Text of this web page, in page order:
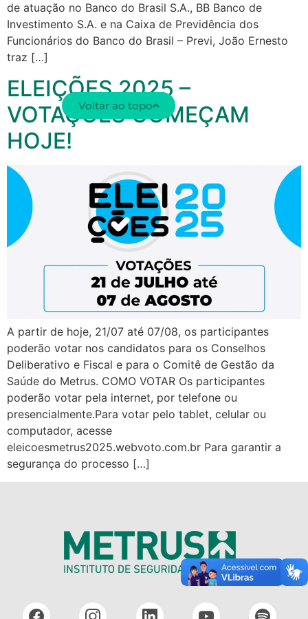
de atuação no Banco do Brasil S.A., BB Banco de
Investimento S.A. e na Caixa de Previdência dos
Funcionários do Banco do Brasil – Previ, João Ernesto
traz […]
ELEIÇÕES 2025 –
VOTAÇÕES COMEÇAM
HOJE!
A partir de hoje, 21/07 até 07/08, os participantes
poderão votar nos candidatos para os Conselhos
Deliberativo e Fiscal e para o Comitê de Gestão da
Saúde do Metrus. COMO VOTAR Os participantes
poderão votar pela internet, por telefone ou
presencialmente.Para votar pelo tablet, celular ou
computador, acesse
eleicoesmetrus2025.webvoto.com.br Para garantir a
segurança do processo […]
Voltar ao topo